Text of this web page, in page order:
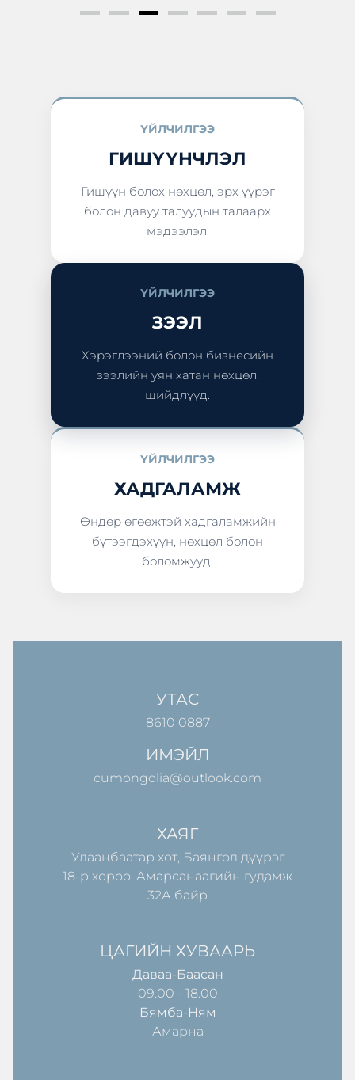
ҮЙЛЧИЛГЭЭ
ГИШҮҮНЧЛЭЛ
Гишүүн болох нөхцөл, эрх үүрэг
болон давуу талуудын талаарх
мэдээлэл.
ҮЙЛЧИЛГЭЭ
ЗЭЭЛ
Хэрэглээний болон бизнесийн
зээлийн уян хатан нөхцөл,
шийдлүүд.
ҮЙЛЧИЛГЭЭ
ХАДГАЛАМЖ
Өндөр өгөөжтэй хадгаламжийн
бүтээгдэхүүн, нөхцөл болон
боломжууд.
УТАС
8610 0887
ИМЭЙЛ
cumongolia@outlook.com
ХАЯГ
Улаанбаатар хот, Баянгол дүүрэг
18-р хороо, Амарсанаагийн гудамж
32А байр
ЦАГИЙН ХУВААРЬ
Даваа-Баасан
09.00 - 18.00
Бямба-Ням
Амарна